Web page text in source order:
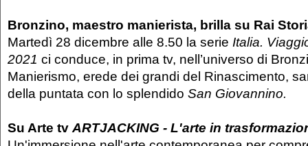
Bronzino, maestro manierista, brilla su Rai
Martedì 28 dicembre alle 8.50 la serie Italia.
2021 ci conduce, in prima tv, nell’universo di
Manierismo, erede dei grandi del Rinascimento,
della puntata con lo splendido San Giovannino.
Su Arte tv ARTJACKING - L'arte in